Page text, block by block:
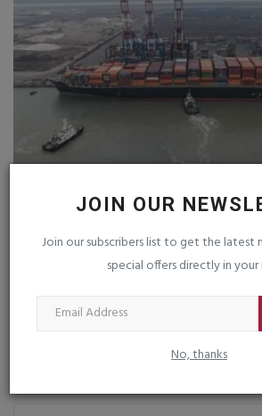
JOIN OUR
Join our subscribers list to get the latest
special offers directly in
No, thanks
saurashtrabhoomi Mar 7, 2026
FACEBOOK COMMENTS